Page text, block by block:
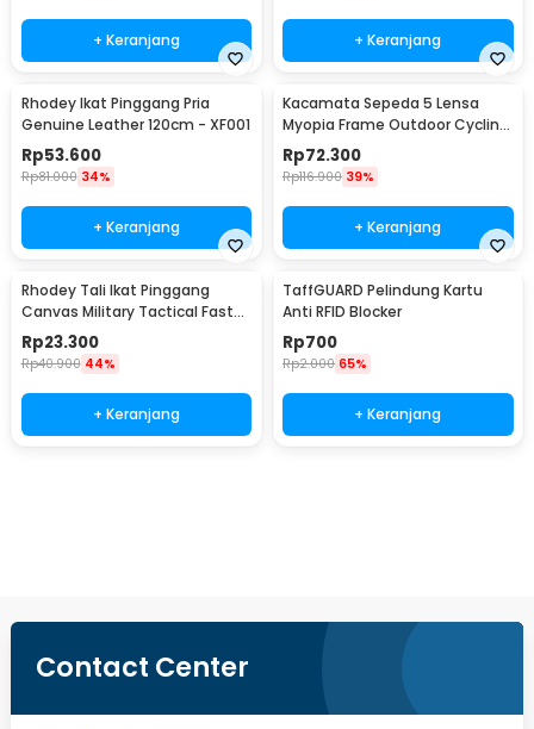
+ Keranjang + Keranjang
Rhodey Ikat Pinggang Pria
Genuine Leather 120cm - XF001
Rp53.600
Rp81.000 34%
+ Keranjang
Kacamata Sepeda 5 Lensa
Myopia Frame Outdoor Cycling
Sunglasses - 0089
Rp72.300
Rp116.900 39%
+ Keranjang
Rhodey Tali Ikat Pinggang
Canvas Military Tactical Fast
Unlock 120cm - MU055
Rp23.300
Rp40.900 44%
+ Keranjang
TaffGUARD Pelindung Kartu
Anti RFID Blocker
Rp700
Rp2.000 65%
+ Keranjang
Contact Center